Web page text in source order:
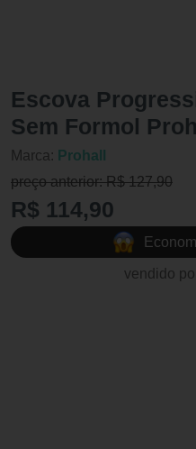
Escova
Sem Formol
Marca: Prohall
preço anterior: R$ 127,90
R$ 114,90
vendido